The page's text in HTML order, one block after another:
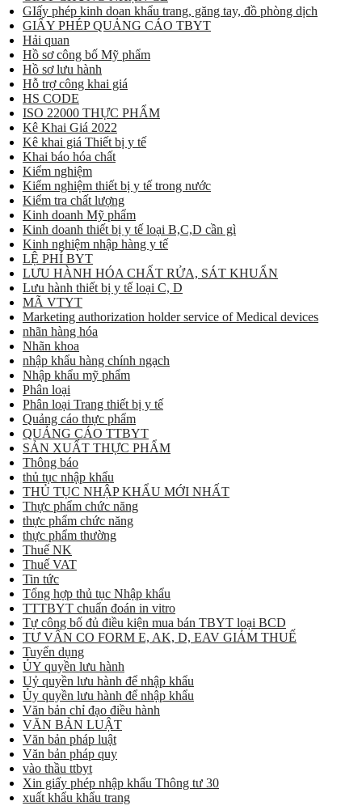
GIấy phép kinh doan khẩu trang, găng tay, đồ phòng dịch
GIẤY PHÉP QUẢNG CÁO TBYT
Hải quan
Hồ sơ công bố Mỹ phẩm
Hồ sơ lưu hành
Hỗ trợ công khai giá
HS CODE
ISO 22000 THỰC PHẨM
Kê Khai Giá 2022
Kê khai giá Thiết bị y tế
Khai báo hóa chất
Kiểm nghiệm
Kiểm nghiệm thiết bị y tế trong nước
Kiểm tra chất lượng
Kinh doanh Mỹ phẩm
Kinh doanh thiết bị y tế loại B,C,D cần gì
Kinh nghiệm nhập hàng y tế
LỆ PHÍ BYT
LƯU HÀNH HÓA CHẤT RỬA, SÁT KHUẨN
Lưu hành thiết bị y tế loại C, D
MÃ VTYT
Marketing authorization holder service of Medical devices
nhãn hàng hóa
Nhãn khoa
nhập khẩu hàng chính ngạch
Nhập khẩu mỹ phẩm
Phân loại
Phân loại Trang thiết bị y tế
Quảng cáo thực phẩm
QUẢNG CÁO TTBYT
SẢN XUẤT THỰC PHẨM
Thông báo
thủ tục nhập khẩu
THỦ TỤC NHẬP KHẨU MỚI NHẤT
Thực phẩm chức năng
thực phẩm chức năng
thực phẩm thường
Thuế NK
Thuế VAT
Tin tức
Tổng hợp thủ tục Nhập khẩu
TTTBYT chuẩn đoán in vitro
Tự công bố đủ điều kiện mua bán TBYT loại BCD
TƯ VẤN CO FORM E, AK, D, EAV GIẢM THUẾ
Tuyển dụng
ỦY quyền lưu hành
Uỷ quyền lưu hành để nhập khẩu
Ủy quyền lưu hành để nhập khẩu
Văn bản chỉ đạo điều hành
VĂN BẢN LUẬT
Văn bản pháp luật
Văn bản pháp quy
vào thầu ttbyt
Xin giấy phép nhập khẩu Thông tư 30
xuất khẩu khẩu trang